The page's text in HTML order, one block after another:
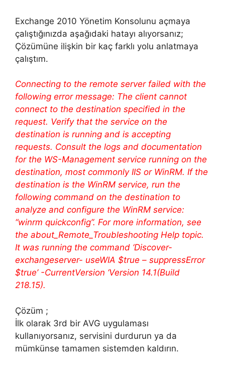
Exchange 2010 Yönetim Konsolunu açmaya
çalıştığınızda aşağıdaki hatayı alıyorsanız;
Çözümüne ilişkin bir kaç farklı yolu anlatmaya
çalıştım.
Connecting to the remote server failed with the
following error message: The client cannot
connect to the destination specified in the
request. Verify that the service on the
destination is running and is accepting
requests. Consult the logs and documentation
for the WS-Management service running on the
destination, most commonly IIS or WinRM. If the
destination is the WinRM service, run the
following command on the destination to
analyze and configure the WinRM service:
“winrm quickconfig”. For more information, see
the about_Remote_Troubleshooting Help topic.
It was running the command ‘Discover-
exchangeserver- useWIA $true – suppressError
$true’ -CurrentVersion ‘Version 14.1(Build
218.15).
Çözüm ;
İlk olarak 3rd bir AVG uygulaması
kullanıyorsanız, servisini durdurun ya da
mümkünse tamamen sistemden kaldırın.